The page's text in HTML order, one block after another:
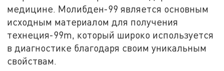
медицине. Молибден-99 является основным
исходным материалом для получения
технеция-99m, который широко используется
в диагностике благодаря своим уникальным
свойствам.